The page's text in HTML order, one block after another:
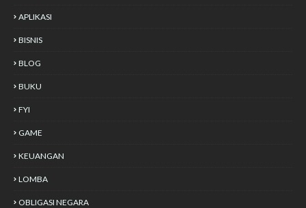
APLIKASI
BISNIS
BLOG
BUKU
FYI
GAME
KEUANGAN
LOMBA
OBLIGASI NEGARA